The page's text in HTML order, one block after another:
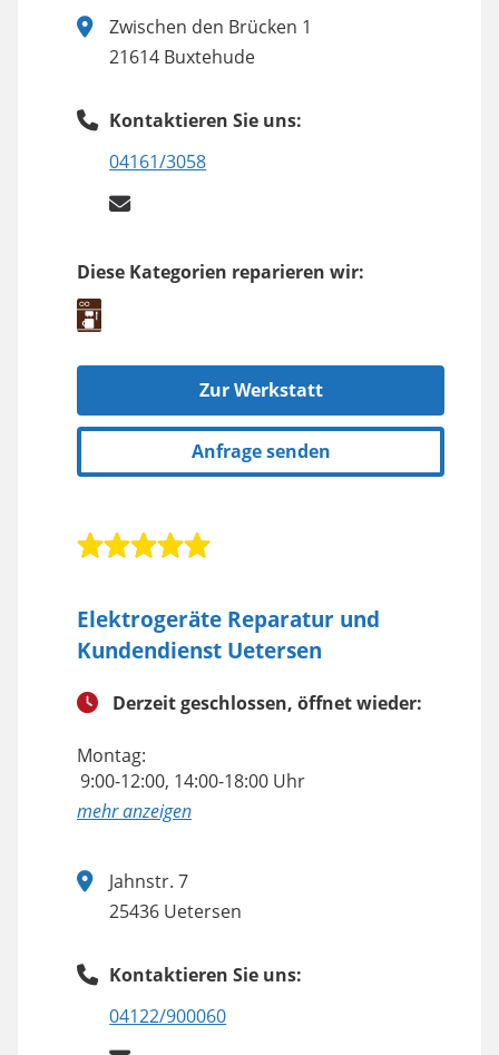
Zwischen den Brücken 1
21614 Buxtehude
Kontaktieren Sie uns:
04161/3058
Diese Kategorien reparieren wir:
Zur Werkstatt
Anfrage senden
Elektrogeräte Reparatur und
Kundendienst Uetersen
Derzeit geschlossen, öffnet wieder:
Montag:
9:00-12:00, 14:00-18:00 Uhr
anzeigen
Jahnstr. 7
25436 Uetersen
Kontaktieren Sie uns:
04122/900060